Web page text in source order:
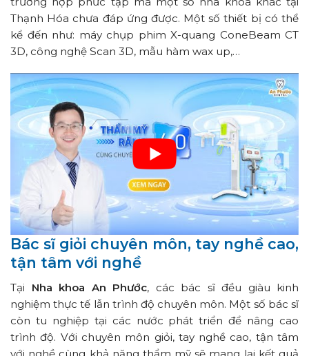
Thạnh Hóa chưa đáp ứng được. Một số thiết bị có thể
kể đến như: máy chụp phim X-quang ConeBeam CT
3D, công nghệ Scan 3D, mẫu hàm wax up,…
Bác sĩ giỏi chuyên môn, tay nghề cao,
tận tâm với nghề
Tại Nha khoa An Phước, các bác sĩ đều giàu kinh
nghiệm thực tế lẫn trình độ chuyên môn. Một số bác sĩ
còn tu nghiệp tại các nước phát triển để nâng cao
trình độ. Với chuyên môn giỏi, tay nghề cao, tận tâm